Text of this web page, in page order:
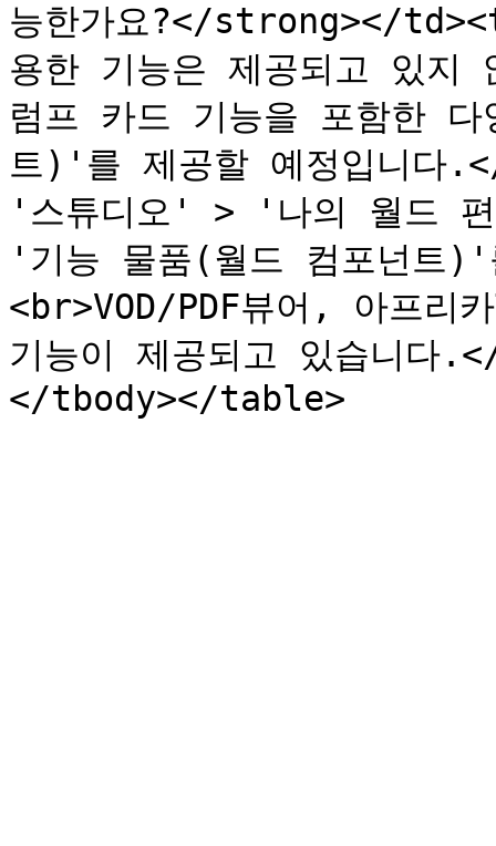
능한가요?</strong></
용한 기능은 제공되고 있지
럼프 카드 기능을 포함한
트)'를 제공할 예정입니다
'스튜디오' > '나의 월드
'기능 물품(월드 컴포넌트
<br>VOD/PDF뷰어, 아프리
기능이 제공되고 있습니